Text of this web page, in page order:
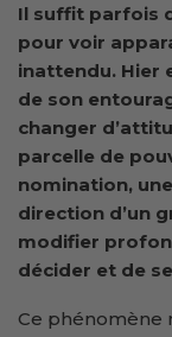
Il suffit parfois
pour voir
inattendu. Hier
de son
changer
parcelle de
nomination,
direction d’un
modifier
décider et de
Ce phénomène